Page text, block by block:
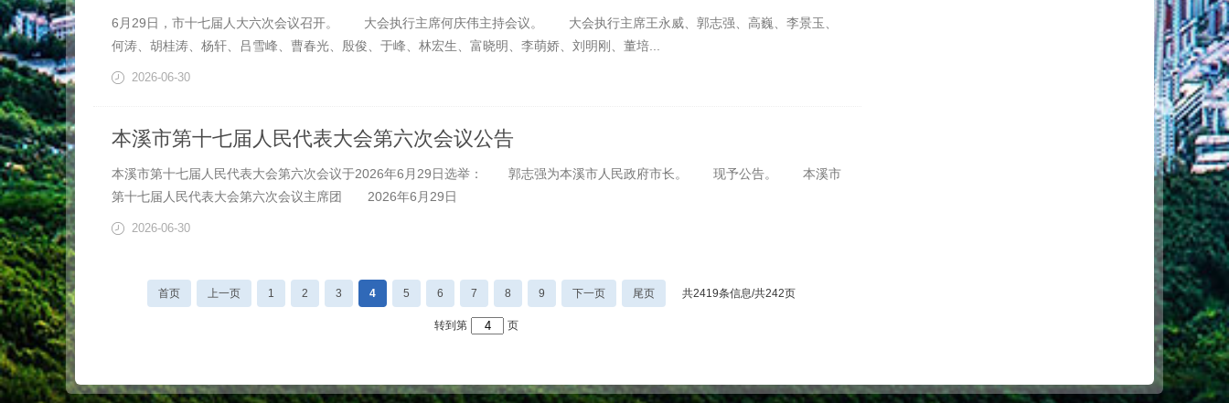
6月29日，市十七届人大六次会议召开。 大会执行主席何庆伟主持会议。 大会执行主席王永威、郭志强、高巍、李景玉、
何涛、胡桂涛、杨轩、吕雪峰、曹春光、殷俊、于峰、林宏生、富晓明、李萌娇、刘明刚、董培...
2026-06-30
本溪市第十七届人民代表大会第六次会议公告
本溪市第十七届人民代表大会第六次会议于2026年6月29日选举： 郭志强为本溪市人民政府市长。 现予公告。 本溪市
第十七届人民代表大会第六次会议主席团 2026年6月29日
2026-06-30
首页 上一页 1 2 3 4 5 6 7 8 9 下一页 尾页 共2419条信息/共242页
转到第 页